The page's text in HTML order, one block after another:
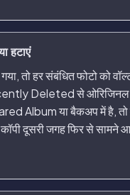
हटाएं
तो हर संबंधित फोटो को
Deleted से ओरिजिनल
Album या बैकअप में है, तो
दूसरी जगह फिर से सामने